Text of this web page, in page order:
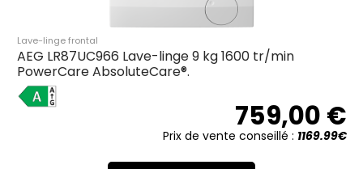
Lave-linge frontal
AEG LR87UC966 Lave-linge 9 kg 1600 tr/min
PowerCare AbsoluteCare®.
A
759,00 €
Prix de vente conseillé : 1169.99€